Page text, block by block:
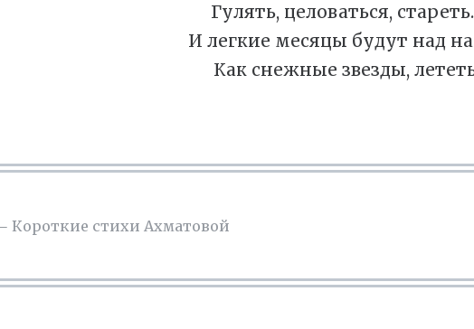
Гулять, целоваться,
И легкие месяцы будут над
Как снежные звезды,
Короткие стихи Ахматовой